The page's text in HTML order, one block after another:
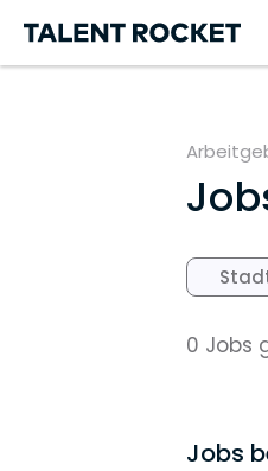
0 Jobs
Jobs